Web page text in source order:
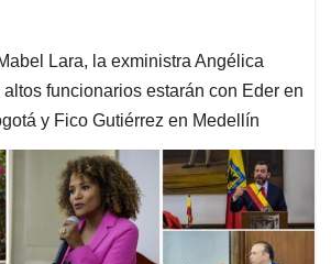
Lara, la exministra Angélica
altos funcionarios estarán con Eder en
y Fico Gutiérrez en Medellín